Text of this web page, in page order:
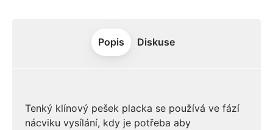
Popis Diskuse
Tenký klínový pešek placka se používá ve fází
nácviku vysílání, kdy je potřeba aby